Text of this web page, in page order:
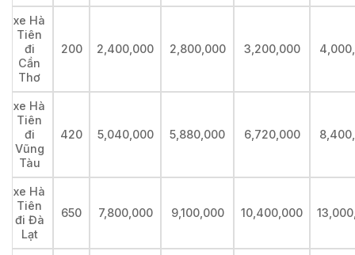
xe Hà
Tiên
đi
Cần
Thơ
200 2,400,000 2,800,000 3,200,000
xe Hà
Tiên
đi
Vũng
Tàu
420 5,040,000 5,880,000 6,720,000
xe Hà
Tiên
đi Đà
Lạt
650 7,800,000 9,100,000 10,400,000